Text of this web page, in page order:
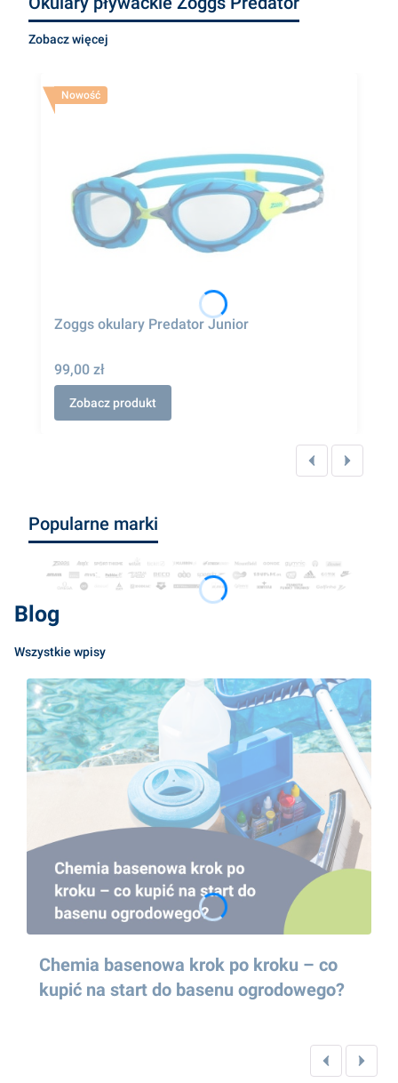
Zobacz więcej
Nowość
Zoggs okulary Predator Junior
99,00 zł
Zobacz produkt
Popularne marki
Blog
Wszystkie wpisy
Chemia basenowa krok po kroku – co
kupić na start do basenu ogrodowego?